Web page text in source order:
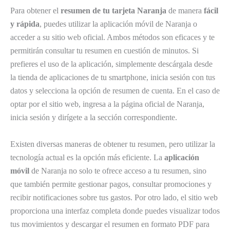
Para obtener el resumen de tu tarjeta Naranja de manera fácil
y rápida, puedes utilizar la aplicación móvil de Naranja o
acceder a su sitio web oficial. Ambos métodos son eficaces y te
permitirán consultar tu resumen en cuestión de minutos. Si
prefieres el uso de la aplicación, simplemente descárgala desde
la tienda de aplicaciones de tu smartphone, inicia sesión con tus
datos y selecciona la opción de resumen de cuenta. En el caso de
optar por el sitio web, ingresa a la página oficial de Naranja,
inicia sesión y dirígete a la sección correspondiente.
Existen diversas maneras de obtener tu resumen, pero utilizar la
tecnología actual es la opción más eficiente. La aplicación
móvil de Naranja no solo te ofrece acceso a tu resumen, sino
que también permite gestionar pagos, consultar promociones y
recibir notificaciones sobre tus gastos. Por otro lado, el sitio web
proporciona una interfaz completa donde puedes visualizar todos
tus movimientos y descargar el resumen en formato PDF para